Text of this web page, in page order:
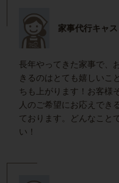
家事代行キャ
長年やってきた家事で、
きるのはとても嬉しいこ
ちも上がります！お客様
人のご希望にお応えでき
ております。どんなこと
い！